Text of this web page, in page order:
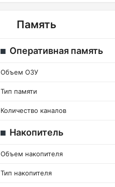
Память
Оперативная память
Объем ОЗУ
Тип памяти
Количество каналов
Накопитель
Объем накопителя
Тип накопителя